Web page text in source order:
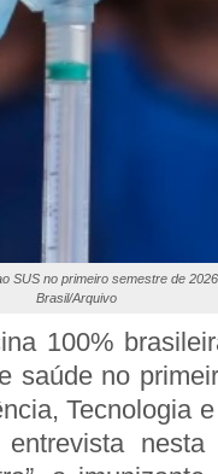
SUS no primeiro semestre de
Brasil/Arquivo
100%
saúde no
Tecnologia